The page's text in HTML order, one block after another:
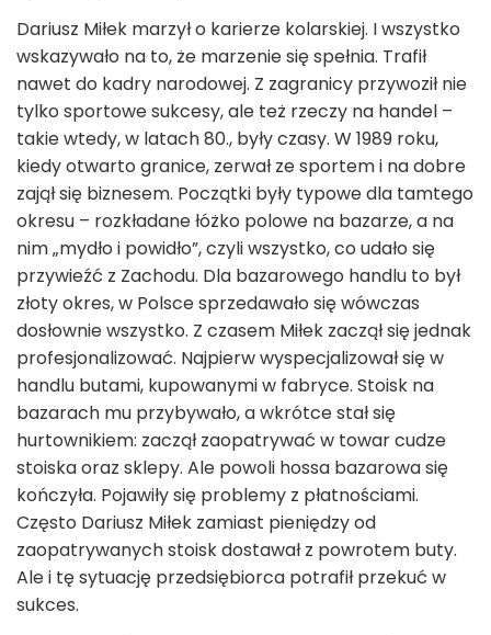
Dariusz Miłek marzył o karierze kolarskiej. I wszystko
wskazywało na to, że marzenie się spełnia. Trafił
nawet do kadry narodowej. Z zagranicy przywoził nie
tylko sportowe sukcesy, ale też rzeczy na handel –
takie wtedy, w latach 80., były czasy. W 1989 roku,
kiedy otwarto granice, zerwał ze sportem i na dobre
zajął się biznesem. Początki były typowe dla tamtego
okresu – rozkładane łóżko polowe na bazarze, a na
nim „mydło i powidło”, czyli wszystko, co udało się
przywieźć z Zachodu. Dla bazarowego handlu to był
złoty okres, w Polsce sprzedawało się wówczas
dosłownie wszystko. Z czasem Miłek zaczął się jednak
profesjonalizować. Najpierw wyspecjalizował się w
handlu butami, kupowanymi w fabryce. Stoisk na
bazarach mu przybywało, a wkrótce stał się
hurtownikiem: zaczął zaopatrywać w towar cudze
stoiska oraz sklepy. Ale powoli hossa bazarowa się
kończyła. Pojawiły się problemy z płatnościami.
Często Dariusz Miłek zamiast pieniędzy od
zaopatrywanych stoisk dostawał z powrotem buty.
Ale i tę sytuację przedsiębiorca potrafił przekuć w
sukces.